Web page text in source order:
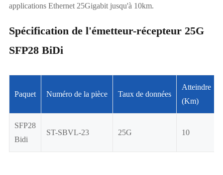
applications Ethernet 25Gigabit jusqu'à 10km.
Spécification de l'émetteur-récepteur 25G
SFP28 BiDi
Paquet Numéro de la pièce Taux de données
Atteindre
(Km)
SFP28
Bidi
ST-SBVL-23 25G 10